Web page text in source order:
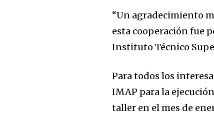
“Un agradecimiento
esta cooperación fue
Instituto Técnico
Para todos los
IMAP para la
taller en el mes de